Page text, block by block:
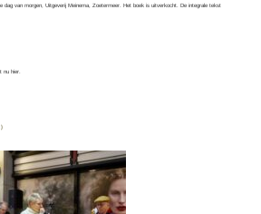
dag van morgen, Uitgeverij Meinema, Zoetermeer. Het boek is uitverkocht. De integrale tekst
nuhier.